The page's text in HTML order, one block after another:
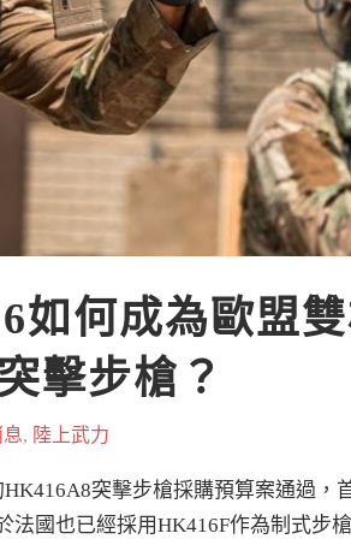
如何成為歐盟
擊步槍？
, 陸上武力
突擊步槍採購預算案通過，
法國也已經採用HK416F作為制式步